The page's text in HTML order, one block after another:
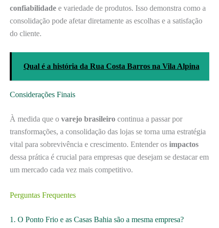
confiabilidade e variedade de produtos. Isso demonstra como a
consolidação pode afetar diretamente as escolhas e a satisfação
do cliente.
Qual é a história da Rua Costa Barros na Vila Alpina
Considerações Finais
À medida que o varejo brasileiro continua a passar por
transformações, a consolidação das lojas se torna uma estratégia
vital para sobrevivência e crescimento. Entender os impactos
dessa prática é crucial para empresas que desejam se destacar em
um mercado cada vez mais competitivo.
Perguntas Frequentes
1. O Ponto Frio e as Casas Bahia são a mesma empresa?